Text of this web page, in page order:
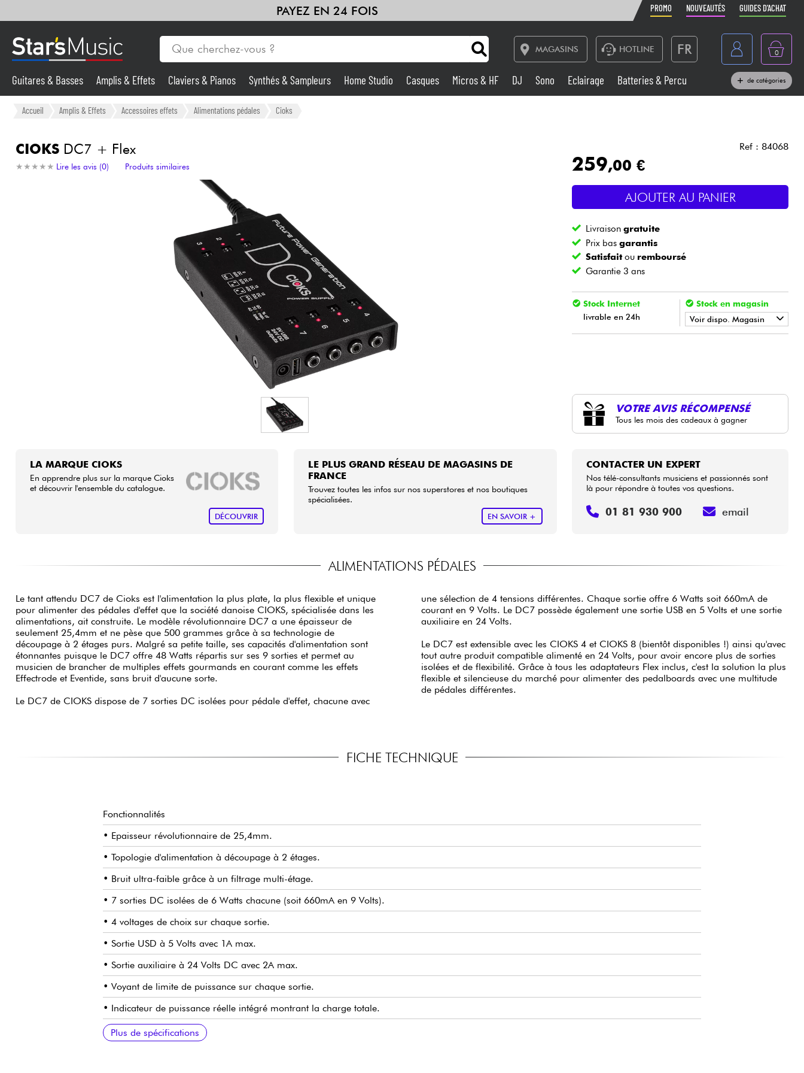
PAYEZ EN 24 FOIS PROMO NOUVEAUTÉS GUIDES D'ACHAT
MAGASINS HOTLINE FR
Belgique
België
Nederland
0
Guitares & Basses
Synthés & Sampleurs
Micros & HF Sono
Vents
Câbles & Access.
Packs
Voir nos marques
Guitares & Basses Amplis & Effets Claviers & Pianos Synthés & Sampleurs Home Studio Casques Micros & HF DJ Sono Eclairage
Batteries & Percu
de catégories
Accueil Amplis & Effets Accessoires effets Alimentations pédales Cioks
CIOKSDC7 + Flex
★ ★ ★ ★ ★
★ ★ ★ ★ ★ Lire les avis (0) Produits similaires
Ref : 84068
259,00 €
AJOUTER AU PANIER
Livraisongratuite
Prix basgarantis
Satisfaitou remboursé
Garantie 3 ans
Stock Internet
livrable en 24h
Stock en magasin
Voir dispo. Magasin
• Star'SMusicBRUGES
• Star 'SMusicBRUXELLES
VOTRE AVIS RÉCOMPENSÉ
Tous les mois des cadeaux à gagner
LA MARQUE CIOKS
En apprendre plus sur la marque Cioks
et découvrir l'ensemble du catalogue.
DÉCOUVRIR
LE PLUS GRAND RÉSEAU DE MAGASINS DE
FRANCE
Trouvez toutes les infos sur nos superstores et nos boutiques
spécialisées.
EN SAVOIR +
CONTACTER UN EXPERT
Nos télé-consultants musiciens et passionnés sont
là pour répondre à toutes vos questions.
01 81 930 900 email
ALIMENTATIONS PÉDALES
Le tant attendu DC7 de Cioks est l'alimentation la plus plate, la plus flexible et unique
pour alimenter des pédales d'effet que la société danoise CIOKS, spécialisée dans les
alimentations, ait construite. Le modèle révolutionnaire DC7 a une épaisseur de
seulement 25,4mm et ne pèse que 500 grammes grâce à sa technologie de
découpage à 2 étages purs. Malgré sa petite taille, ses capacités d'alimentation sont
étonnantes puisque le DC7 offre 48 Watts répartis sur ses 9 sorties et permet au
musicien de brancher de multiples effets gourmands en courant comme les effets
Effectrode et Eventide, sans bruit d'aucune sorte.
Le DC7 de CIOKS dispose de 7 sorties DC isolées pour pédale d'effet, chacune avec
une sélection de 4 tensions différentes. Chaque sortie offre 6 Watts soit 660mA de
courant en 9 Volts. Le DC7 possède également une sortie USB en 5 Volts et une sortie
auxiliaire en 24 Volts.
Le DC7 est extensible avec les CIOKS 4 et CIOKS 8 (bientôt disponibles !) ainsi qu'avec
tout autre produit compatible alimenté en 24 Volts, pour avoir encore plus de sorties
isolées et de flexibilité. Grâce à tous les adaptateurs Flex inclus, c'est la solution la plus
flexible et silencieuse du marché pour alimenter des pedalboards avec une multitude
de pédales différentes.
FICHE TECHNIQUE
Fonctionnalités
• Epaisseur révolutionnaire de 25,4mm.
• Topologie d'alimentation à découpage à 2 étages.
• Bruit ultra-faible grâce à un filtrage multi-étage.
• 7 sorties DC isolées de 6 Watts chacune (soit 660mA en 9 Volts).
• 4 voltages de choix sur chaque sortie.
• Sortie USD à 5 Volts avec 1A max.
• Sortie auxiliaire à 24 Volts DC avec 2A max.
• Voyant de limite de puissance sur chaque sortie.
• Indicateur de puissance réelle intégré montrant la charge totale.
• Voyant de surcharge globale.
• Entrée universelle de 90 à 265 Volts AC.
• Puissance de sortie totale maximale de 48 Watts.
• Set de montage pour pedalboards Pedaltrain et Temple Audio inclus.
• Compatible avec le GRIP de CIOKS pour montage sur Pedaltrain sans perçage.
• 12 adaptateurs Flex inclus.
• Extensible avec les CIOKS 4 et CIOKS 8 (bientôt disponibles) ou tout autre produit alimenté en 24 Volts.
• Poids : 500 grammes.
• Conçu au Denmark, assemblé en Pologne.
Plus de spécifications